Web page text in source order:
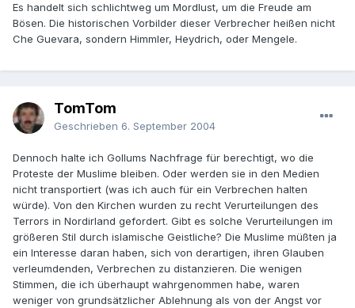
Es handelt sich schlichtweg um Mordlust, um die Freude am
Bösen. Die historischen Vorbilder dieser Verbrecher heißen nicht
Che Guevara, sondern Himmler, Heydrich, oder Mengele.
TomTom
Geschrieben 6. September 2004
Dennoch halte ich Gollums Nachfrage für berechtigt, wo die
Proteste der Muslime bleiben. Oder werden sie in den Medien
nicht transportiert (was ich auch für ein Verbrechen halten
würde). Von den Kirchen wurden zu recht Verurteilungen des
Terrors in Nordirland gefordert. Gibt es solche Verurteilungen im
größeren Stil durch islamische Geistliche? Die Muslime müßten ja
ein Interesse daran haben, sich von derartigen, ihren Glauben
verleumdenden, Verbrechen zu distanzieren. Die wenigen
Stimmen, die ich überhaupt wahrgenommen habe, waren
weniger von grundsätzlicher Ablehnung als von der Angst vor